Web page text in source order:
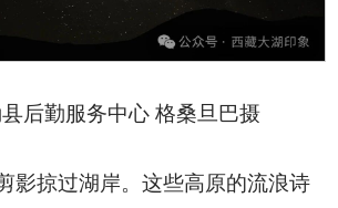
后勤服务中心 格桑旦巴摄
影掠过湖岸。这些高原的流浪诗